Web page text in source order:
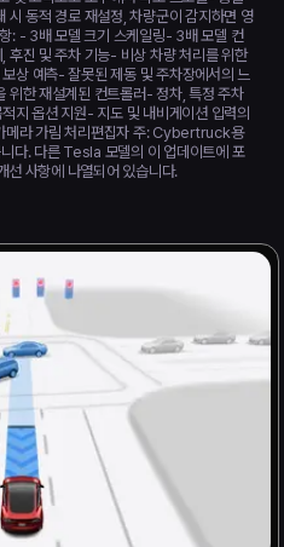
동적 경로 재설정, 차량군이 감지하면 영
: - 3배 모델 크기 스케일링- 3배 모델 컨
후진 및 주차 기능- 비상 차량 처리를 위한
상 예측- 잘못된 제동 및 주차장에서의 느
위한 재설계된 컨트롤러- 정차, 특정 주차
지 옵션 지원- 지도 및 내비게이션 입력의
메라 가림 처리편집자 주: Cybertruck용
다. 다른 Tesla 모델의 이 업데이트에 포
사항에 나열되어 있습니다.